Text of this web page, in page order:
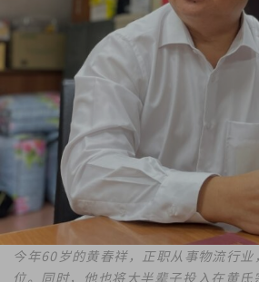
今年60岁的黄春祥，正职从事物流行
位。同时，他也将大半辈子投入在黄